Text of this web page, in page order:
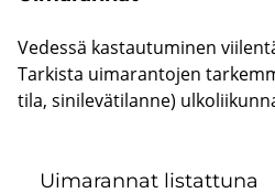
Ve­des­sä kas­tau­tu­mi­nen
Tar­kis­ta ui­ma­ran­to­jen
ti­la, si­ni­le­vä­ti­lan­ne)
Ui­ma­ran­nat lis­tat­tu­na